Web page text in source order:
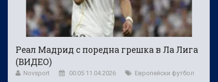
Реал Мадрид с поредна грешка в Ла Лига
(ВИДЕО)
Novsport 00:05 11.04.2026 Европейски футбол